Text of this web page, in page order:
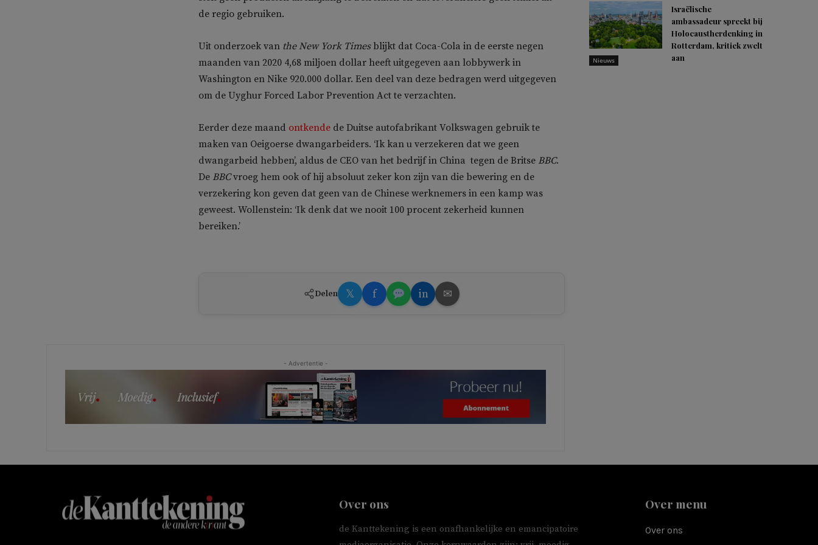
de regio gebruiken.
Uit onderzoek van the New York Timesblijkt dat Coca-Cola in de eerste negen
maanden van 2020 4,68 miljoen dollar heeft uitgegeven aan lobbywerk in
Washington en Nike 920.000 dollar. Een deel van deze bedragen werd uitgegeven
om de Uyghur Forced Labor Prevention Act te verzachten.
Eerder deze maand ontkende de Duitse autofabrikant Volkswagen gebruik te
maken van Oeigoerse dwangarbeiders. ‘Ik kan u verzekeren dat we geen
dwangarbeid hebben’, aldus de CEO van het bedrijf in China tegen de Britse BBC.
De BBCvroeg hem ook of hij absoluut zeker kon zijn van die bewering en de
verzekering kon geven dat geen van de Chinese werknemers in een kamp was
geweest. Wollenstein: ‘Ik denk dat we nooit 100 procent zekerheid kunnen
bereiken.’
Delen 𝕏 f in ✉
- Advertentie -
Nieuws
Israëlische
ambassadeur spreekt bij
Holocaustherdenking in
Rotterdam, kritiek zwelt
aan
Over ons
de Kanttekening is een onafhankelijke en emancipatoire
Over menu
Over ons